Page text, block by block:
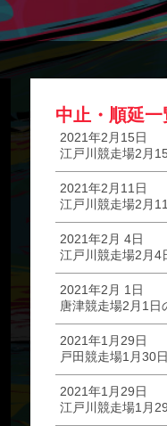
中止・順延一
2021年2月15日
江戸川競走場2月
2021年2月11日
江戸川競走場2月
2021年2月 4日
江戸川競走場2月4
2021年2月 1日
唐津競走場2月1日
2021年1月29日
戸田競走場1月30
2021年1月29日
江戸川競走場1月